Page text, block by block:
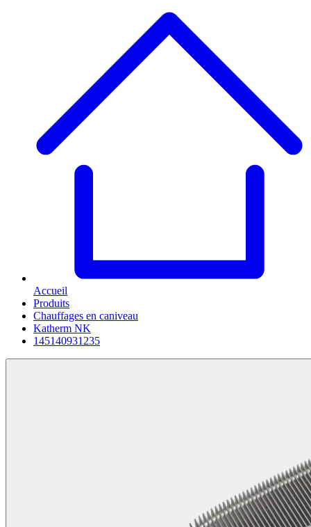
Accueil
Produits
Chauffages en caniveau
Katherm NK
145140931235